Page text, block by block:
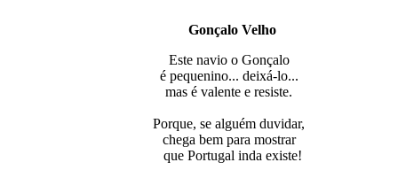
Gonçalo Velho
Este navio o Gonçalo
é pequenino... deixá-lo...
mas é valente e resiste.
Porque, se alguém duvidar,
chega bem para mostrar
que Portugal inda existe!